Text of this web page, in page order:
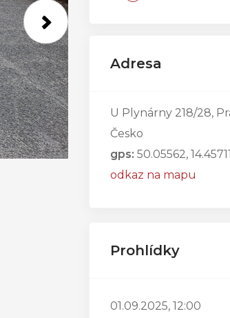
Adresa
U Plynárny 218/28,
Česko
gps: 50.05562, 14.45711
odkaz na mapu
Prohlídky
01.09.2025, 12:00